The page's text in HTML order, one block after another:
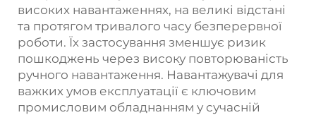
високих навантаженнях, на великі відстані
та протягом тривалого часу безперервної
роботи. Їх застосування зменшує ризик
пошкоджень через високу повторюваність
ручного навантаження. Навантажувачі для
важких умов експлуатації є ключовим
промисловим обладнанням у сучасній